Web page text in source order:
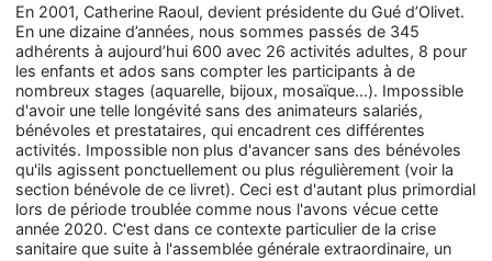
En 2001, Catherine Raoul, devient présidente du Gué d’Olivet.
En une dizaine d’années, nous sommes passés de 345
adhérents à aujourd’hui 600 avec 26 activités adultes, 8 pour
les enfants et ados sans compter les participants à de
nombreux stages (aquarelle, bijoux, mosaïque...). Impossible
d'avoir une telle longévité sans des animateurs salariés,
bénévoles et prestataires, qui encadrent ces différentes
activités. Impossible non plus d'avancer sans des bénévoles
qu'ils agissent ponctuellement ou plus régulièrement (voir la
section bénévole de ce livret). Ceci est d'autant plus primordial
lors de période troublée comme nous l'avons vécue cette
année 2020. C'est dans ce contexte particulier de la crise
sanitaire que suite à l'assemblée générale extraordinaire, un